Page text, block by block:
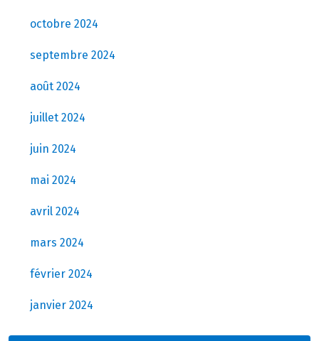
octobre 2024
septembre 2024
août 2024
juillet 2024
juin 2024
mai 2024
avril 2024
mars 2024
février 2024
janvier 2024